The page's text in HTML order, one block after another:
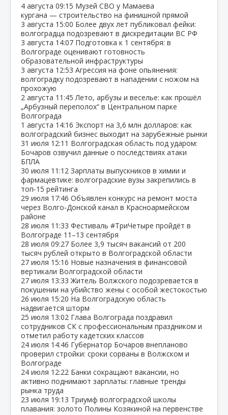
4 августа 09:15 Музей СВО у Мамаева
кургана — строительство на финишной прямой
3 августа 15:00 Более двух лет публиковал фейки:
волгоградца подозревают в дискредитации ВС РФ
3 августа 14:07 Подготовка к 1 сентября: в
Волгограде оценивают готовность
образовательной инфраструктуры
3 августа 12:53 Агрессия на фоне опьянения:
волгоградку подозревают в нападении с ножом на
прохожую
2 августа 11:45 Лето, арбузы и веселье: как прошёл
„Арбузный переполох“ в Центральном парке
Волгограда
1 августа 14:16 Экспорт на 3,6 млн долларов: как
волгоградский бизнес выходит на зарубежные рынки
31 июля 12:11 Волгоградская область под ударом:
Бочаров озвучил данные о последствиях атаки
БПЛА
30 июля 11:12 Зарплаты выпускников в химии и
фармацевтике: волгоградские вузы закрепились в
топ‑15 рейтинга
29 июля 17:46 Объявлен конкурс на ремонт моста
через Волго‑Донской канал в Красноармейском
районе
28 июля 11:33 Фестиваль #ТриЧетыре пройдёт в
Волгограде 11–13 сентября
28 июля 09:27 Более 3,9 тысяч вакансий от 200
тысяч рублей открыто в Волгоградской области
27 июля 15:16 Новые назначения в финансовой
вертикали Волгоградской области
27 июля 13:33 Житель Волжского подозревается в
покушении на убийство жены с особой жестокостью
26 июля 15:20 На Волгоградскую область
надвигается шторм
25 июля 13:02 Глава Волгограда поздравил
сотрудников СК с профессиональным праздником и
отметил работу кадетских классов
24 июля 14:46 Губернатор Бочаров внепланово
проверил стройки: сроки сорваны в Волжском и
Волгограде
24 июля 12:22 Банки сокращают вакансии, но
активно поднимают зарплаты: главные тренды
рынка труда
23 июля 19:13 Триумф волгоградской школы
плавания: золото Полины Козякиной на первенстве